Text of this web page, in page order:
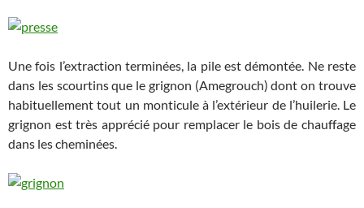
Une fois l’extraction terminées, la pile est démontée. Ne reste
dans les scourtins que le grignon (Amegrouch) dont on trouve
habituellement tout un monticule à l’extérieur de l’huilerie. Le
grignon est très apprécié pour remplacer le bois de chauffage
dans les cheminées.